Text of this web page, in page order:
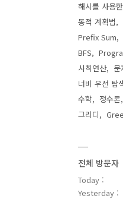
해시를 사용
동적 계획법
Prefix Sum
BFS
사칙연산
문
너비 우선 탐
수학
정수론
그리디
전체 방문자
Today :
Yesterday :